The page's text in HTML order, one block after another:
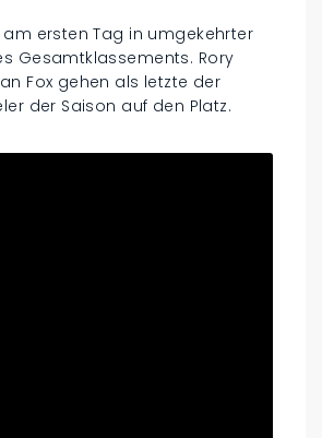
ersten Tag in umgekehrter
Gesamtklassements. Rory
Fox gehen als letzte der
der Saison auf den Platz.